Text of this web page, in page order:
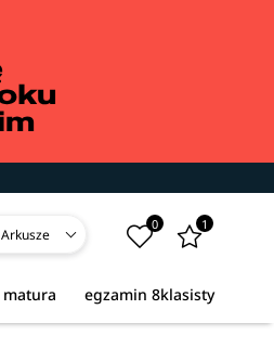
Arkusze
0 1
egzamin 8klasisty
matura